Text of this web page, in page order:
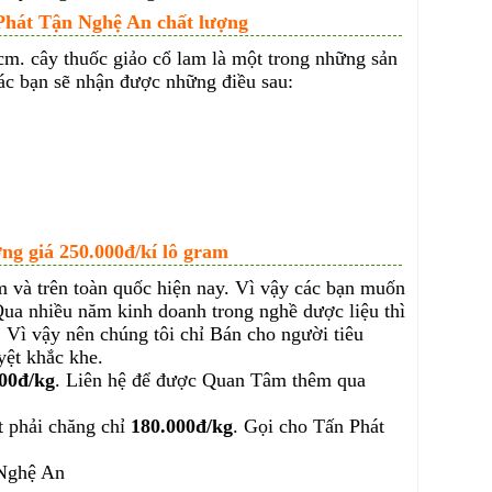
Tận Nghệ An chất lượng
cây thuốc giảo cổ lam là một trong những sản
bạn sẽ nhận được những điều sau:
giá 250.000đ/kí lô gram
trên toàn quốc hiện nay. Vì vậy các bạn muốn
nhiều năm kinh doanh trong nghề dược liệu thì
vậy nên chúng tôi chỉ Bán cho người tiêu
khắc khe.
kg. Liên hệ để được Quan Tâm thêm qua
phải chăng chỉ 180.000đ/kg. Gọi cho Tấn Phát